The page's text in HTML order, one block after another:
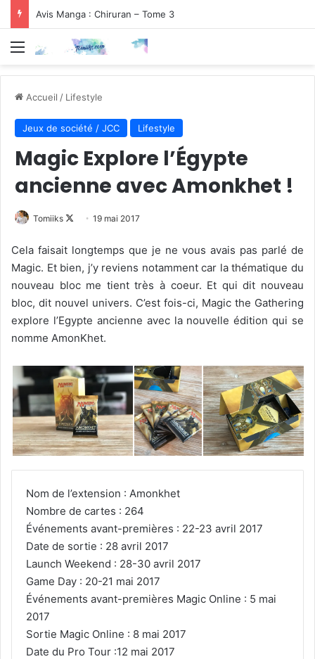
Avis Manga : Chiruran – Tome 3
Menu
Accueil / Lifestyle
Jeux de société / JCC Lifestyle
Magic Explore l’Égypte
ancienne avec Amonkhet !
Tomiiks
Follow
X
19 mai 2017
Cela faisait longtemps que je ne vous avais pas parlé de
Magic. Et bien, j’y reviens notamment car la thématique du
nouveau bloc me tient très à coeur. Et qui dit nouveau
bloc, dit nouvel univers. C’est fois-ci, Magic the Gathering
explore l’Egypte ancienne avec la nouvelle édition qui se
nomme AmonKhet.
Nom de l’extension : Amonkhet
Nombre de cartes : 264
Événements avant-premières : 22-23 avril 2017
Date de sortie : 28 avril 2017
Launch Weekend : 28-30 avril 2017
Game Day : 20-21 mai 2017
Événements avant-premières Magic Online : 5 mai
2017
Sortie Magic Online : 8 mai 2017
Date du Pro Tour :12 mai 2017